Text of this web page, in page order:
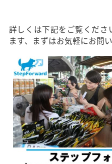
詳しくは下記をご覧くださ
ます、まずはお気軽にお問